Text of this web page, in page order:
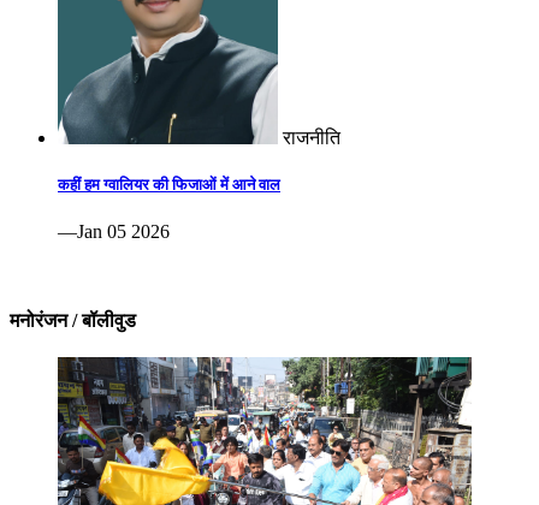
राजनीति
कहीं हम ग्वालियर की फिजाओं में आने वाल
—Jan 05 2026
मनोरंजन / बॉलीवुड